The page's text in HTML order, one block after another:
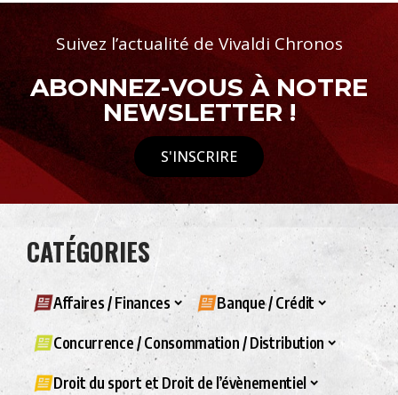
Suivez l’actualité de Vivaldi Chronos
ABONNEZ-VOUS À NOTRE
NEWSLETTER !
S'INSCRIRE
CATÉGORIES
Affaires / Finances Banque / Crédit
Concurrence / Consommation / Distribution
Droit du sport et Droit de l’évènementiel